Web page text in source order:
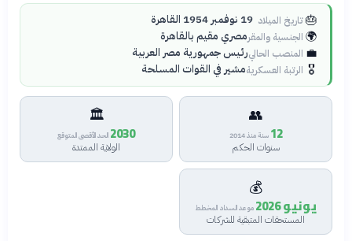
🎂تاريخ الميلاد 19 نوفمبر 1954 القاهرة
🌍 الجنسية والمقرمصري مقيم بالقاهرة
💼 المنصب الحاليرئيس جمهورية مصر العربية
🎖️ الرتبة العسكريةمشير في القوات المسلحة
👥
12 سنة منذ 2014
سنوات الحكم
🏛️
2030 الحد الأقصى المتوقع
الولاية الممتدة
💰
يونيو 2026 موعد السداد المخطط
المستحقات المتبقية للشركات